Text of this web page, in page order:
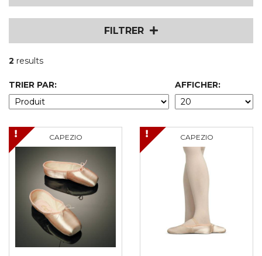
FILTRER
2 results
TRIER PAR: AFFICHER:
CAPEZIO CAPEZIO